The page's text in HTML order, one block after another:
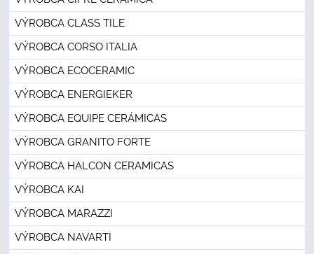
VÝROBCA CLASS TILE
VÝROBCA CORSO ITALIA
VÝROBCA ECOCERAMIC
VÝROBCA ENERGIEKER
VÝROBCA EQUIPE CERÁMICAS
VÝROBCA GRANITO FORTE
VÝROBCA HALCON CERAMICAS
VÝROBCA KAI
VÝROBCA MARAZZI
VÝROBCA NAVARTI